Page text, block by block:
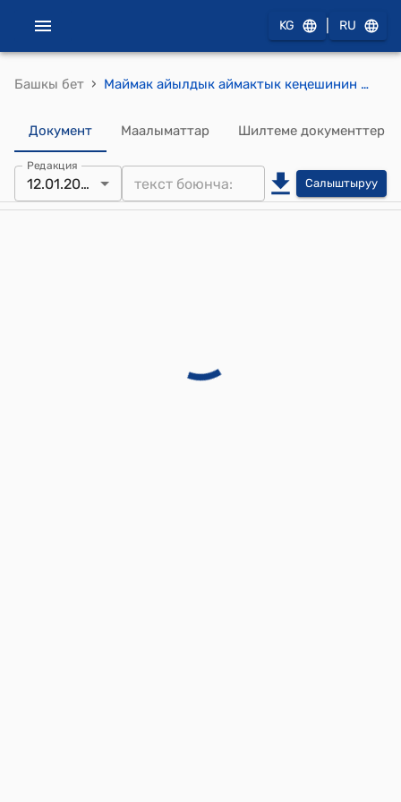
KG RU
Башкы бет › Маймак айылдык аймактык кеңешинин 2024-жылдын 12-январындагы № 2 "Маймак айылдык кеңеши Маймак айыл өкмөтүнүн 2023-жылдагы бюджетинин аткарылышы жөнүндөгү отчетун кабыл алып бекитүү үчүн жана 2024-жылдын бюджетинин көлөмүн ошондой эле 2024-2025-жылдарга болжолун кароо боюнча" токтому
Документ Маалыматтар Шилтеме документтер
Редакция
12.01.2024 Салыштыруу